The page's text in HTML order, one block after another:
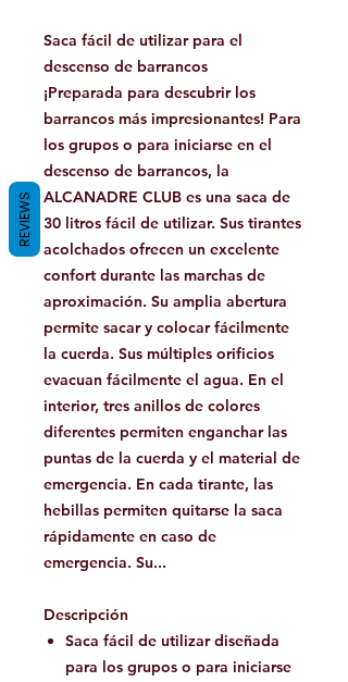
Saca fácil de utilizar para el
descenso de barrancos
¡Preparada para descubrir los
barrancos más impresionantes! Para
los grupos o para iniciarse en el
descenso de barrancos, la
ALCANADRE CLUB es una saca de
30 litros fácil de utilizar. Sus tirantes
acolchados ofrecen un excelente
confort durante las marchas de
aproximación. Su amplia abertura
permite sacar y colocar fácilmente
la cuerda. Sus múltiples orificios
evacuan fácilmente el agua. En el
interior, tres anillos de colores
diferentes permiten enganchar las
puntas de la cuerda y el material de
emergencia. En cada tirante, las
hebillas permiten quitarse la saca
rápidamente en caso de
emergencia. Su...
Descripción
Saca fácil de utilizar diseñada
para los grupos o para iniciarse
REVIEWS